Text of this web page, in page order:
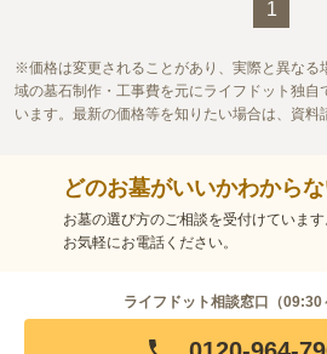
1
価格は変更されることがあり、実際と異なる
域の墓石制作・工事費を元にライフドット独自
います。最新の価格等を知りたい場合は、資料
どのお墓がいいかわから
お墓の選び方のご相談を受付けています
お気軽にお電話ください。
ライフドット相談窓口（09:30